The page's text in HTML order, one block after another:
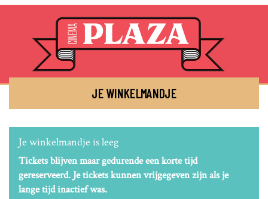
JE WINKELMANDJE
Je winkelmandje is leeg
Tickets blijven maar gedurende een korte tijd
gereserveerd. Je tickets kunnen vrijgegeven zijn als je
lange tijd inactief was.